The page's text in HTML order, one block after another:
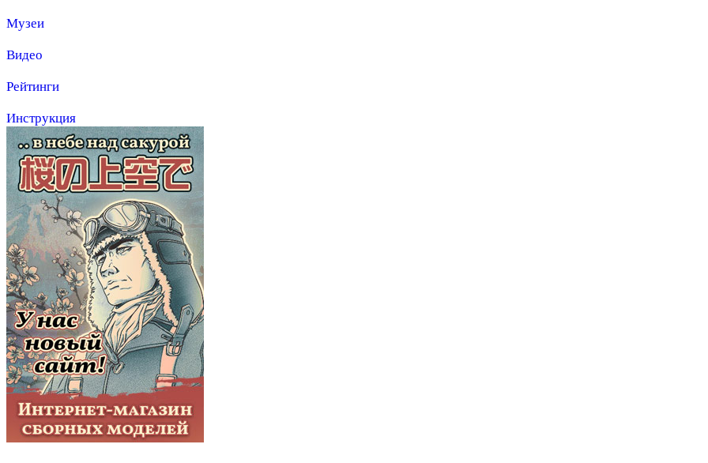
Музеи
Видео
Рейтинги
Инструкция